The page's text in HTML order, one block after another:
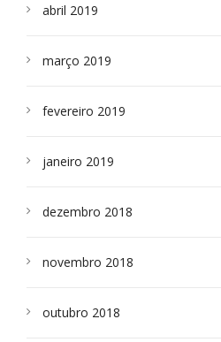
abril 2019
março 2019
fevereiro 2019
janeiro 2019
dezembro 2018
novembro 2018
outubro 2018